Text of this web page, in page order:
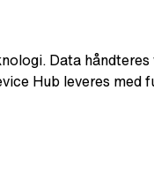
Data
Hub leveres